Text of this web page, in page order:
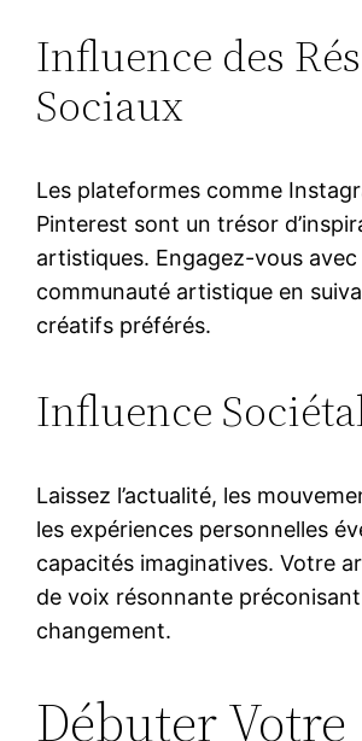
Influence des
Sociaux
Les plateformes comme
Pinterest sont un trésor
artistiques. Engagez-vous avec
communauté artistique en
créatifs préférés.
Influence
Laissez l’actualité, les
les expériences personnelles
capacités imaginatives. Votre
de voix résonnante
changement.
Débuter Votre